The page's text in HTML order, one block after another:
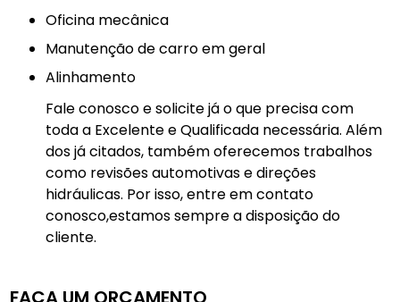
Oficina mecânica
manutenção de carro em geral
Alinhamento
Fale conosco e solicite já o que precisa com
toda a Excelente e Qualificada necessária. Além
dos já citados, também oferecemos trabalhos
como revisões automotivas e direções
hidráulicas. Por isso, entre em contato
conosco,estamos sempre a disposição do
cliente.